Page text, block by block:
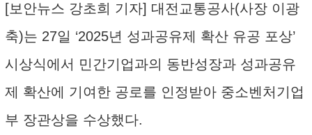
[보안뉴스 강초희 기자] 대전교통공사(사장 이광
축)는 27일 ‘2025년 성과공유제 확산 유공 포상’
시상식에서 민간기업과의 동반성장과 성과공유
제 확산에 기여한 공로를 인정받아 중소벤처기업
부 장관상을 수상했다.